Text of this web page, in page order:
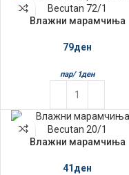
Влажни марамчиња
79ден
пар/ 1ден
Влажни марамчиња
41ден